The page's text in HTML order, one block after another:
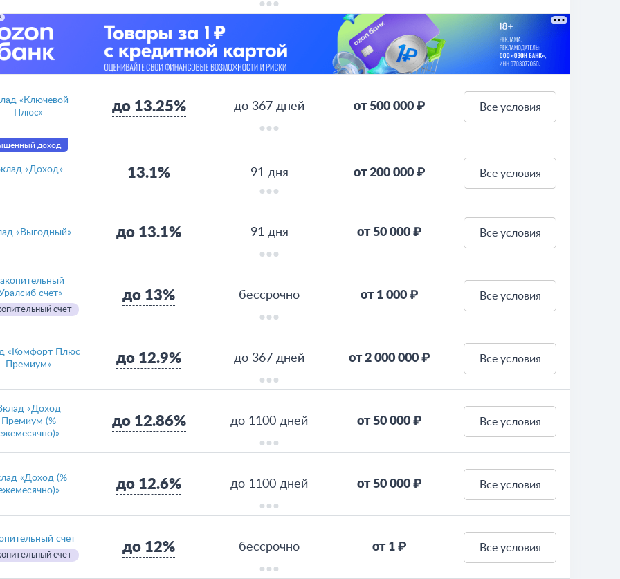
«Ключевой
Плюс»
до 13.25% до 367 дней от 500 000 ₽ Все условия
доход
«Доход» 13.1% 91 дня от 200 000 ₽ Все условия
«Выгодный» до 13.1% 91 дня от 50 000 ₽ Все условия
счет»
счет
до 13% бессрочно от 1 000 ₽ Все условия
«Комфорт Плюс
Премиум»
до 12.9% до 367 дней от 2 000 000 ₽ Все условия
«Доход
Премиум (%
до 12.86% до 1100 дней от 50 000 ₽ Все условия
«Доход (%
до 12.6% до 1100 дней от 50 000 ₽ Все условия
счет
счет
до 12% бессрочно от 1 ₽ Все условия